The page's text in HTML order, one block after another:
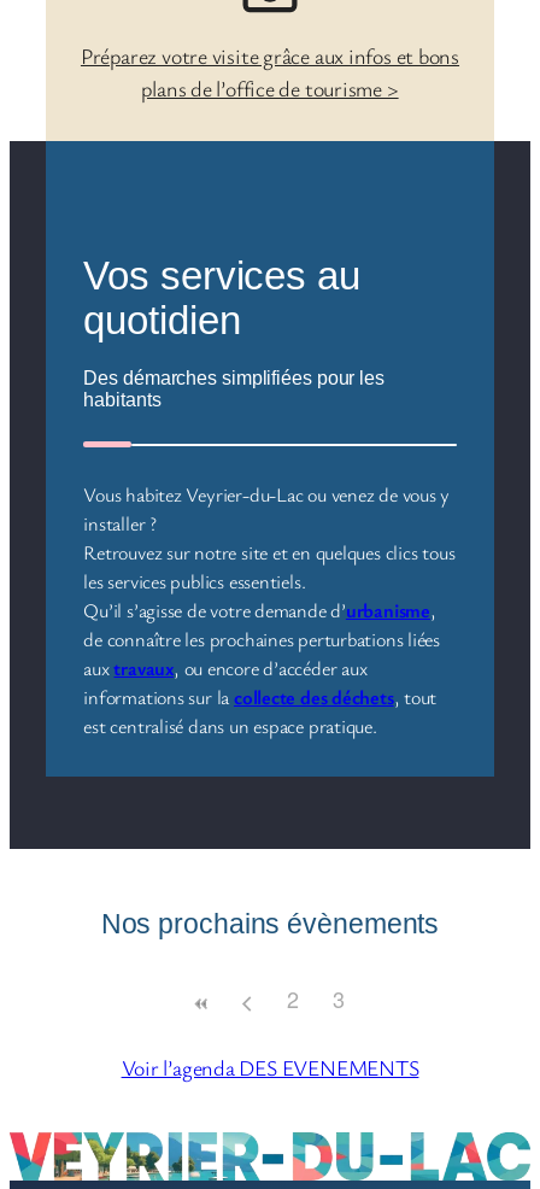
Préparez votre visite grâce aux infos et bons
plans de l’office de tourisme >
Vos services au
quotidien
Des démarches simplifiées pour les
habitants
Vous habitez Veyrier-du-Lac ou venez de vous y
installer ?
Retrouvez sur notre site et en quelques clics tous
les services publics essentiels.
Qu’il s’agisse de votre demande d’urbanisme,
de connaître les prochaines perturbations liées
auxtravaux, ou encore d’accéder aux
informations sur lacollecte des déchets, tout
est centralisé dans un espace pratique.
Nos prochains évènements
2 3
Voir l’agenda DES EVENEMENTS